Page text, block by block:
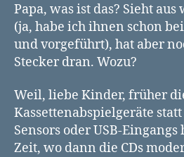
Papa, was ist das? Sieht aus
(ja, habe ich ihnen schon
und vorgeführt), hat aber
Stecker dran. Wozu?
Weil, liebe Kinder, früher
Kassettenabspielgeräte
Sensors oder USB-
Zeit, wo dann die CDs